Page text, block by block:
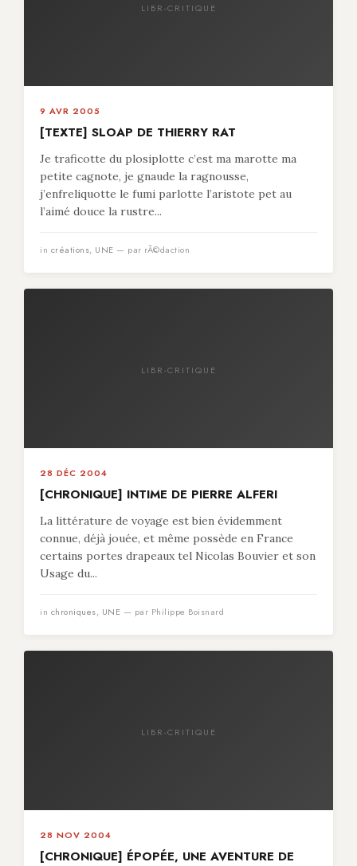
LIBR-CRITIQUE
9 AVR 2005
[TEXTE] SLOAP DE THIERRY RAT
Je traficotte du plosiplotte c’est ma marotte ma
petite cagnote, je gnaude la ragnousse,
j’enfreliquotte le fumi parlotte l’aristote pet au
l’aimé douce la rustre...
in créations, UNE — par rÃ©daction
LIBR-CRITIQUE
28 DÉC 2004
[CHRONIQUE] INTIME DE PIERRE ALFERI
La littérature de voyage est bien évidemment
connue, déjà jouée, et même possède en France
certains portes drapeaux tel Nicolas Bouvier et son
Usage du...
in chroniques, UNE — par Philippe Boisnard
LIBR-CRITIQUE
28 NOV 2004
[CHRONIQUE] ÉPOPÉE, UNE AVENTURE DE